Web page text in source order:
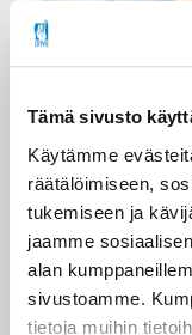
Tämä sivusto
Käytämme
räätälöimiseen,
tukemiseen ja
jaamme
alan
sivustoamme.
tietoja muihin
Invalidiliiton